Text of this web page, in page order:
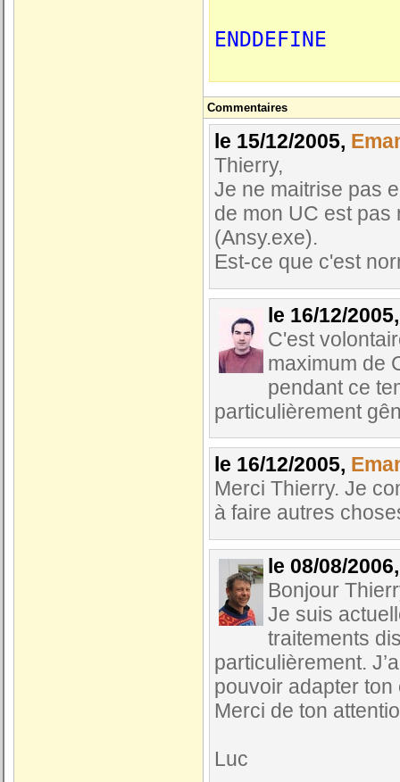
ENDDEFINE
Commentaires
le 15/12/2005,
Thierry,
Je ne maitrise pas
de mon UC est pas
(Ansy.exe).
Est-ce que c'est
le 16/12/
C'est
maximum de
pendant ce
particulièrement
le 16/12/2005,
Merci Thierry. Je
à faire autres
le 08/08/
Bonjour
Je suis
traitements
particulièrement.
pouvoir adapter ton
Merci de ton
Luc